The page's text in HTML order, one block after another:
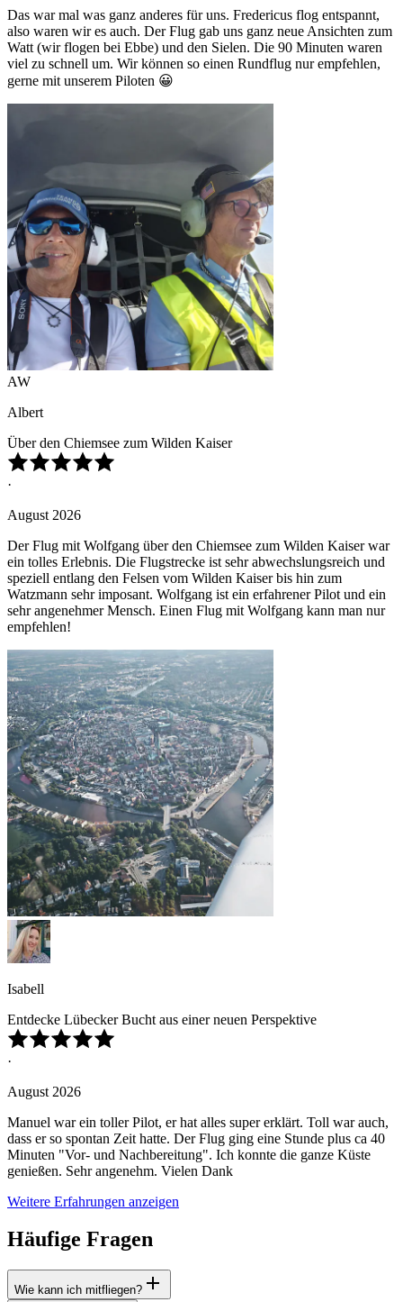
Das war mal was ganz anderes für uns. Fredericus flog entspannt,
also waren wir es auch. Der Flug gab uns ganz neue Ansichten zum
Watt (wir flogen bei Ebbe) und den Sielen. Die 90 Minuten waren
viel zu schnell um. Wir können so einen Rundflug nur empfehlen,
gerne mit unserem Piloten 😀
AW
Albert
Über den Chiemsee zum Wilden Kaiser
·
August 2026
Der Flug mit Wolfgang über den Chiemsee zum Wilden Kaiser war
ein tolles Erlebnis. Die Flugstrecke ist sehr abwechslungsreich und
speziell entlang den Felsen vom Wilden Kaiser bis hin zum
Watzmann sehr imposant. Wolfgang ist ein erfahrener Pilot und ein
sehr angenehmer Mensch. Einen Flug mit Wolfgang kann man nur
empfehlen!
Isabell
Entdecke Lübecker Bucht aus einer neuen Perspektive
·
August 2026
Manuel war ein toller Pilot, er hat alles super erklärt. Toll war auch,
dass er so spontan Zeit hatte. Der Flug ging eine Stunde plus ca 40
Minuten "Vor- und Nachbereitung". Ich konnte die ganze Küste
genießen. Sehr angenehm. Vielen Dank
Weitere Erfahrungen anzeigen
Häufige Fragen
Wie kann ich mitfliegen?